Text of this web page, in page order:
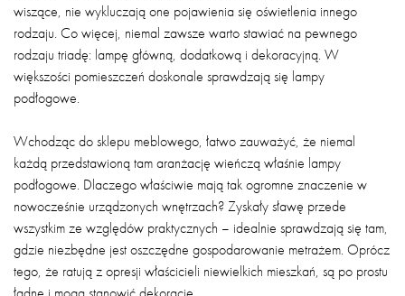
wiszące, nie wykluczają one pojawienia się oświetlenia innego
rodzaju. Co więcej, niemal zawsze warto stawiać na pewnego
rodzaju triadę: lampę główną, dodatkową i dekoracyjną. W
większości pomieszczeń doskonale sprawdzają się lampy
podłogowe.
Wchodząc do sklepu meblowego, łatwo zauważyć, że niemal
każdą przedstawioną tam aranżację wieńczą właśnie lampy
podłogowe. Dlaczego właściwie mają tak ogromne znaczenie w
nowocześnie urządzonych wnętrzach? Zyskały sławę przede
wszystkim ze względów praktycznych – idealnie sprawdzają się tam,
gdzie niezbędne jest oszczędne gospodarowanie metrażem. Oprócz
tego, że ratują z opresji właścicieli niewielkich mieszkań, są po prostu